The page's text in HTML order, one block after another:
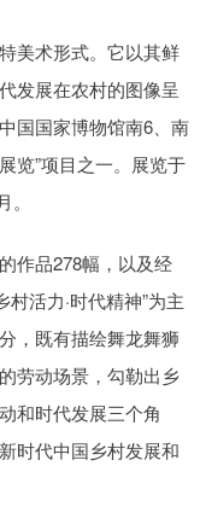
美术形式。它以其鲜
发展在农村的图像呈
国国家博物馆南6、南
览”项目之一。展览于
作品278幅，以及经
活力·时代精神”为主
，既有描绘舞龙舞狮
劳动场景，勾勒出乡
和时代发展三个角
时代中国乡村发展和